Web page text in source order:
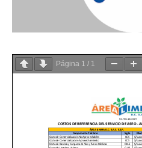
Página 1 / 1